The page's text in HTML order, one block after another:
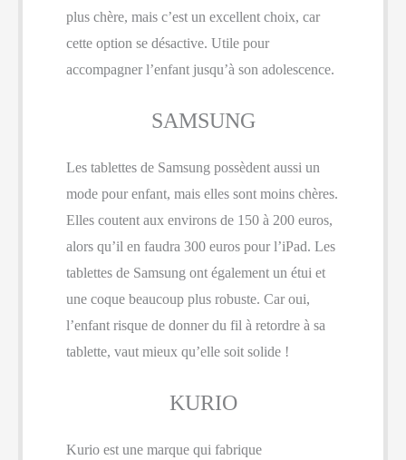
plus chère, mais c’est un excellent choix, car
cette option se désactive. Utile pour
accompagner l’enfant jusqu’à son adolescence.
SAMSUNG
Les tablettes de Samsung possèdent aussi un
mode pour enfant, mais elles sont moins chères.
Elles coutent aux environs de 150 à 200 euros,
alors qu’il en faudra 300 euros pour l’iPad. Les
tablettes de Samsung ont également un étui et
une coque beaucoup plus robuste. Car oui,
l’enfant risque de donner du fil à retordre à sa
tablette, vaut mieux qu’elle soit solide !
KURIO
Kurio est une marque qui fabrique